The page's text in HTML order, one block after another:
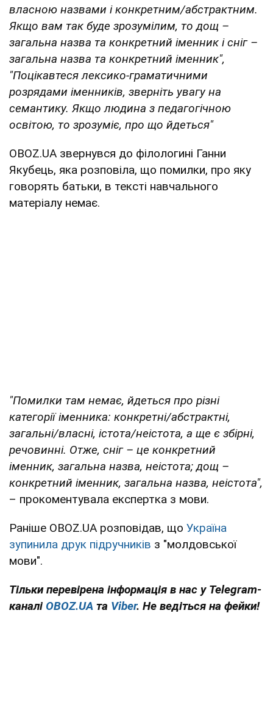
власною назвами і конкретним/абстрактним.
Якщо вам так буде зрозумілим, то дощ –
загальна назва та конкретний іменник і сніг –
загальна назва та конкретний іменник",
"Поцікавтеся лексико-граматичними
розрядами іменників, зверніть увагу на
семантику. Якщо людина з педагогічною
освітою, то зрозуміє, про що йдеться"
OBOZ.UA звернувся до філологині Ганни
Якубець, яка розповіла, що помилки, про яку
говорять батьки, в тексті навчального
матеріалу немає.
"Помилки там немає, йдеться про різні
категорії іменника: конкретні/абстрактні,
загальні/власні, істота/неістота, а ще є збірні,
речовинні. Отже, сніг – це конкретний
іменник, загальна назва, неістота; дощ –
конкретний іменник, загальна назва, неістота",
– прокоментувала експертка з мови.
Раніше OBOZ.UA розповідав, що Україна
зупинила друк підручників з "молдовської
мови".
Тільки перевірена інформація в нас у Telegram-
каналі OBOZ.UA та Viber. Не ведіться на фейки!